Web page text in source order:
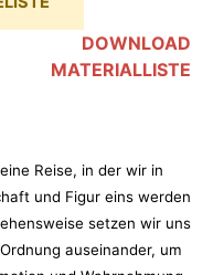
DOWNLOAD
MATERIALLISTE
Reise, in der wir in
und Figur eins werden
setzen wir uns
auseinander, um